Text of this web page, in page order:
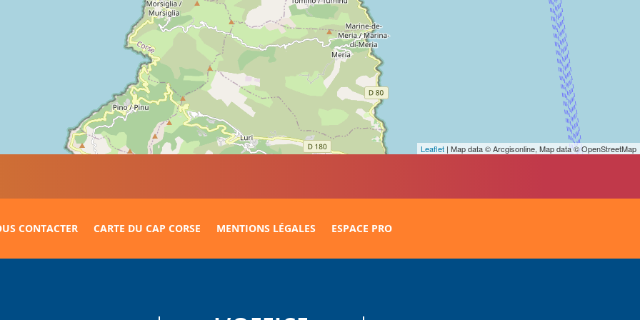
Leaflet | Map data © Arcgisonline, Map data © OpenStreetMap
CONTACTER CARTE DU CAP CORSE MENTIONS LÉGALES ESPACE PRO